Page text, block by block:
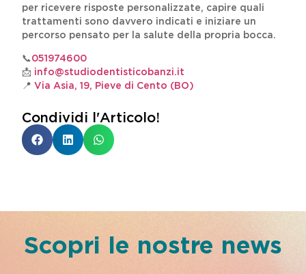
per ricevere risposte personalizzate, capire quali
trattamenti sono davvero indicati e iniziare un
percorso pensato per la salute della propria bocca.
📞051974600
📩 info@studiodentisticobanzi.it
📍 Via Asia, 19, Pieve di Cento (BO)
Condividi l'Articolo!
Scopri le nostre news